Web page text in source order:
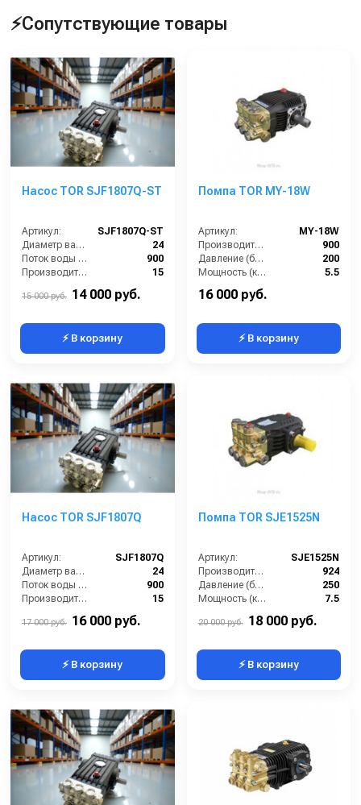
⚡Сопутствующие товары
Насос TOR SJF1807Q-ST
Артикул:
SJF1807Q-ST
Диаметр вала (мм):
24
Поток воды (л/час):
900
Производительность (л/мин):
15
15 000 руб. 14 000 руб.
⚡ В корзину
Помпа TOR MY-18W
Артикул:
MY-18W
Производительность (л/ч):
900
Давление (бар):
200
Мощность (кВт):
5.5
Обороты двигателя (об/мин):
16 000 руб.
⚡ В корзину
Насос TOR SJF1807Q
Артикул:
SJF1807Q
Диаметр вала (мм):
24
Поток воды (л/час):
900
Производительность (л/мин):
15
17 000 руб. 16 000 руб.
⚡ В корзину
Помпа TOR SJE1525N
Артикул:
SJE1525N
Производительность (л/ч):
924
Давление (бар):
250
Мощность (кВт):
7.5
20 000 руб. 18 000 руб.
⚡ В корзину